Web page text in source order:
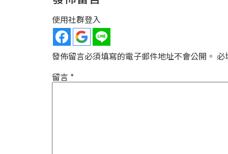
使用社群登入
發佈留言必須填寫的電子郵件地址不會公開。 必
留言 *